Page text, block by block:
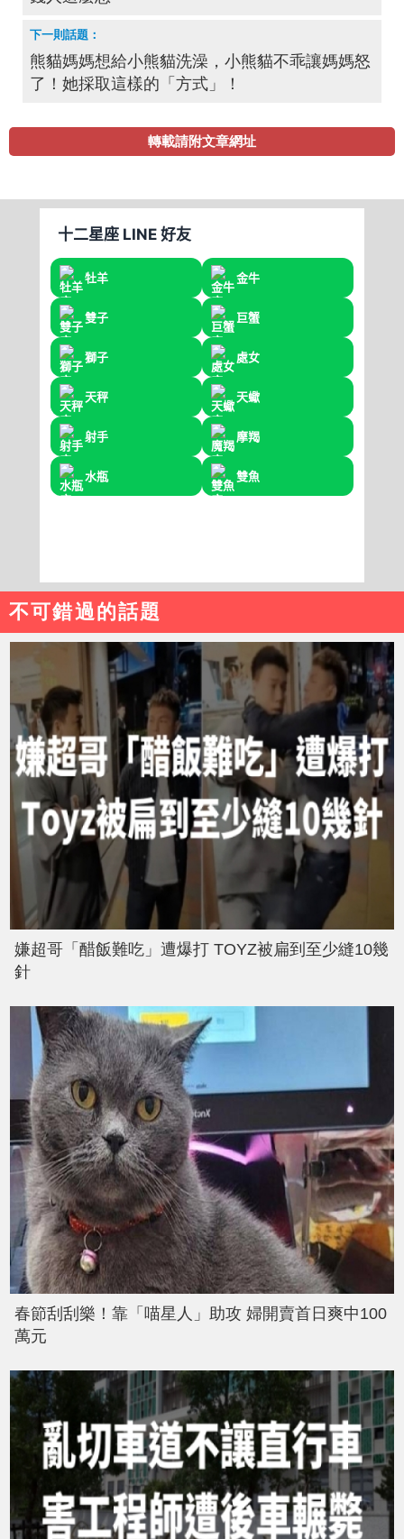
熊貓媽媽想給小熊貓洗澡，小熊貓不乖讓媽媽怒
了！她採取這樣的「方式」！
轉載請附文章網址
不可錯過的話題
嫌超哥「醋飯難吃」遭爆打 TOYZ被扁到至少縫10幾
針
春節刮刮樂！靠「喵星人」助攻 婦開賣首日爽中100
萬元